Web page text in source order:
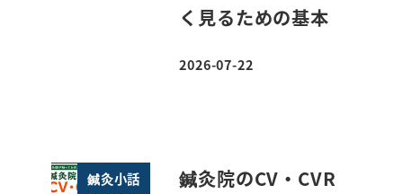
く見るための基本
投稿日
2026-07-22
鍼灸小話
鍼灸院のCV・CVR